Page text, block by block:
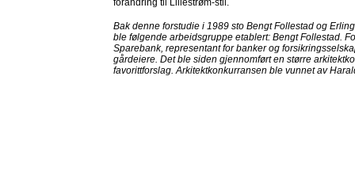
forandring til Lillestrøm-stil.
Bak denne forstudie i 1989 sto Bengt Follestad og
ble følgende arbeidsgruppe etablert: Bengt Follestad.
Sparebank, representant for banker og
gårdeiere. Det ble siden gjennomført en større
favorittforslag. Arkitektkonkurransen ble vunnet av